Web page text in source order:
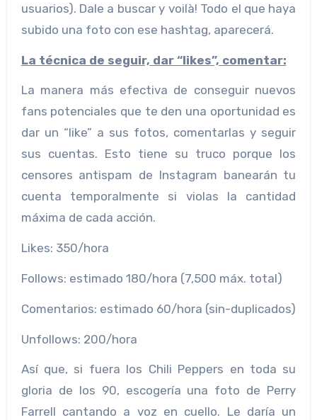
usuarios). Dale a buscar y voilà! Todo el que haya
subido una foto con ese hashtag, aparecerá.
La técnica de seguir, dar “likes”, comentar:
La manera más efectiva de conseguir nuevos
fans potenciales que te den una oportunidad es
dar un “like” a sus fotos, comentarlas y seguir
sus cuentas. Esto tiene su truco porque los
censores antispam de Instagram banearán tu
cuenta temporalmente si violas la cantidad
máxima de cada acción.
Likes: 350/hora
Follows: estimado 180/hora (7,500 máx. total)
Comentarios: estimado 60/hora (sin-duplicados)
Unfollows: 200/hora
Así que, si fuera los Chili Peppers en toda su
gloria de los 90, escogería una foto de Perry
Farrell cantando a voz en cuello. Le daría un